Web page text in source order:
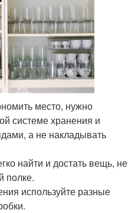
место, нужно
системе хранения и
а не накладывать
найти и достать вещь, не
полке.
используйте разные